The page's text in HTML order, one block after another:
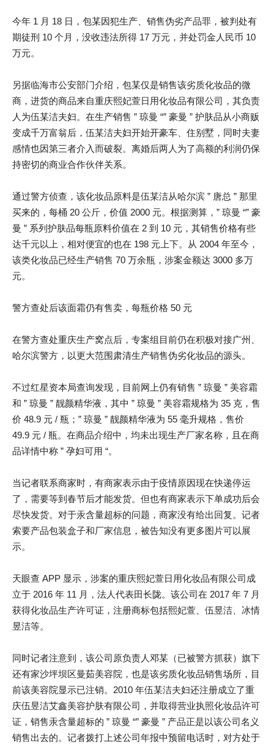
今年 1 月 18 日，包某因犯生产、销售伪劣产品罪，被判处有
期徒刑 10 个月，没收违法所得 17 万元，并处罚金人民币 10
万元。
另据临海市公安部门介绍，包某仅是销售该劣质化妆品的微
商，进货的商品来自重庆熙妃萱日用化妆品有限公司，其负责
人为伍某洁夫妇。在生产销售 ” 琼曼 “” 豪曼 ” 护肤品从小商贩
变成千万富翁后，伍某洁夫妇开始开豪车、住别墅，同时夫妻
感情也因第三者介入而破裂。离婚后两人为了高额的利润仍保
持密切的商业合作伙伴关系。
通过警方侦查，该化妆品原料是伍某洁从哈尔滨 ” 唐总 ” 那里
买来的，每桶 20 公斤，价值 2000 元。根据测算，” 琼曼 “” 豪
曼 ” 系列护肤品每瓶原料价值在 2 到 10 元，其销售价格有些
达千元以上，相对便宜的也在 198 元上下。从 2004 年至今，
该类化妆品已经生产销售 70 万余瓶，涉案金额达 3000 多万
元。
警方查处后该面霜仍有售卖，每瓶价格 50 元
在警方查处重庆生产窝点后，专案组目前仍在积极对接广州、
哈尔滨警方，以更大范围肃清生产销售伪劣化妆品的源头。
不过红星资本局查询发现，目前网上仍有销售 ” 琼曼 ” 美容霜
和 ” 琼曼 ” 靓颜精华液，其中 ” 琼曼 ” 美容霜规格为 35 克，售
价 48.9 元 / 瓶；” 琼曼 ” 靓颜精华液为 55 毫升规格，售价
49.9 元 / 瓶。在商品介绍中，均未出现生产厂家名称，且在商
品详情中称 ” 孕妇可用 “。
当记者联系商家时，有商家表示由于疫情原因现在快递停运
了，需要等到春节后才能发货。但也有商家表示下单成功后会
尽快发货。对于汞含量超标的问题，商家没有给出回复。记者
索要产品包装盒子和厂家信息，被告知没有更多图片可以展
示。
天眼查 APP 显示，涉案的重庆熙妃萱日用化妆品有限公司成
立于 2016 年 11 月，法人代表田长陇。该公司在 2017 年 7 月
获得化妆品生产许可证，注册商标包括熙妃萱、伍昱洁、冰情
昱洁等。
同时记者注意到，该公司原负责人邓某（已被警方抓获）旗下
还有家沙坪坝区曼茹美容院，也是该劣质化妆品销售场所，目
前该美容院显示已注销。2010 年伍某洁夫妇还注册成立了重
庆伍昱洁艾鑫美容护肤有限公司，并取得营业执照化妆品许可
证，销售汞含量超标的 ” 琼曼 “” 豪曼 ” 产品正是以该公司名义
销售出去的。记者拨打上述公司年报中预留电话时，对方处于